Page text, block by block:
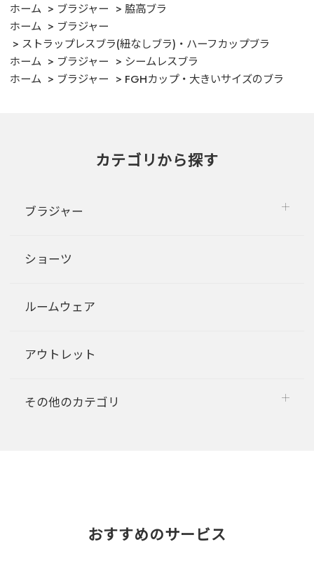
ホーム
ブラジャー
脇高ブラ
ホーム
ブラジャー
ストラップレスブラ(紐なしブラ)・ハーフカップブラ
ホーム
ブラジャー
シームレスブラ
ホーム
ブラジャー FGHカップ・大きいサイズのブラ
カテゴリから探す
ブラジャー
ショーツ
ルームウェア
アウトレット
その他のカテゴリ
おすすめのサービス